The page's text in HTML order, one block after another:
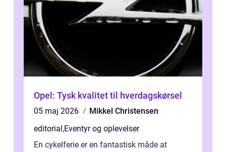
Opel: Tysk kvalitet til hverdagskørsel
05 maj 2026
Mikkel Christensen
editorial,Eventyr og oplevelser
En cykelferie er en fantastisk måde at